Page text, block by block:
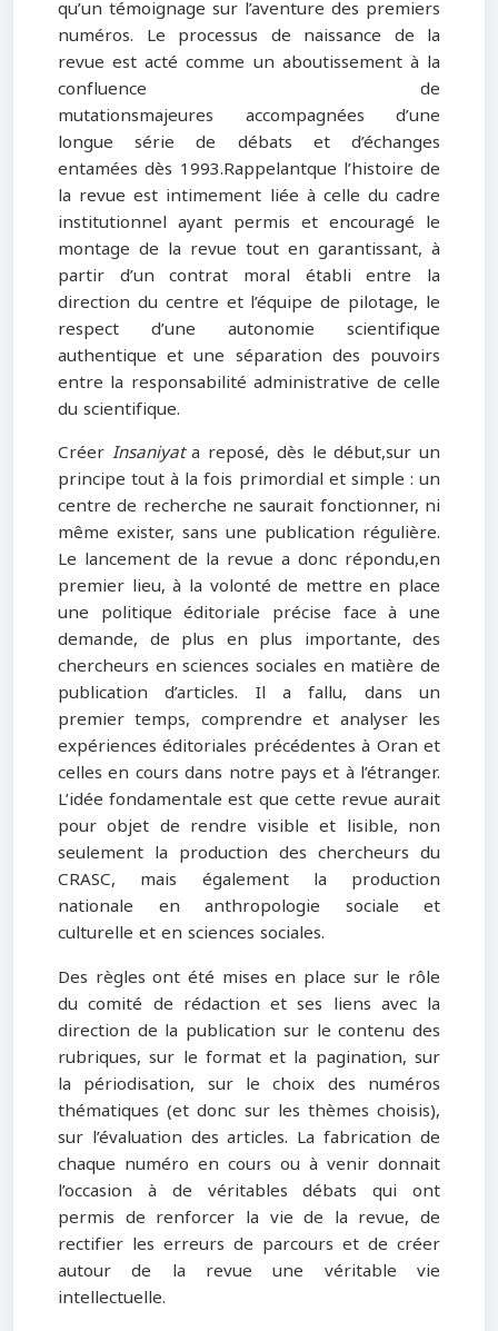
qu’un témoignage sur l’aventure des premiers
numéros. Le processus de naissance de la
revue est acté comme un aboutissement à la
confluence de
mutationsmajeures accompagnées d’une
longue série de débats et d’échanges
entamées dès 1993.Rappelantque l’histoire de
la revue est intimement liée à celle du cadre
institutionnel ayant permis et encouragé le
montage de la revue tout en garantissant, à
partir d’un contrat moral établi entre la
direction du centre et l’équipe de pilotage, le
respect d’une autonomie scientifique
authentique et une séparation des pouvoirs
entre la responsabilité administrative de celle
du scientifique.
Créer Insaniyata reposé, dès le début,sur un
principe tout à la fois primordial et simple : un
centre de recherche ne saurait fonctionner, ni
même exister, sans une publication régulière.
Le lancement de la revue a donc répondu,en
premier lieu, à la volonté de mettre en place
une politique éditoriale précise face à une
demande, de plus en plus importante, des
chercheurs en sciences sociales en matière de
publication d’articles. Il a fallu, dans un
premier temps, comprendre et analyser les
expériences éditoriales précédentes à Oran et
celles en cours dans notre pays et à l’étranger.
L’idée fondamentale est que cette revue aurait
pour objet de rendre visible et lisible, non
seulement la production des chercheurs du
CRASC, mais également la production
nationale en anthropologie sociale et
culturelle et en sciences sociales.
Des règles ont été mises en place sur le rôle
du comité de rédaction et ses liens avec la
direction de la publication sur le contenu des
rubriques, sur le format et la pagination, sur
la périodisation, sur le choix des numéros
thématiques (et donc sur les thèmes choisis),
sur l’évaluation des articles. La fabrication de
chaque numéro en cours ou à venir donnait
l’occasion à de véritables débats qui ont
permis de renforcer la vie de la revue, de
rectifier les erreurs de parcours et de créer
autour de la revue une véritable vie
intellectuelle.